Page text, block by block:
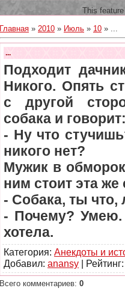
This
Главная » 2010 » Июль » 10 » ...
...
Подходит
Никого. Опять
с другой
собака и
- Ну что
никого нет?
Мужик в
ним стоит эта же
- Собака, ты что,
- Почему? Умею.
хотела.
Категория: Анекдоты и
Добавил: anansy Рейтинг
Всего комментариев: 0